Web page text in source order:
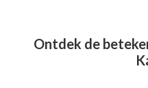
Ontdek de